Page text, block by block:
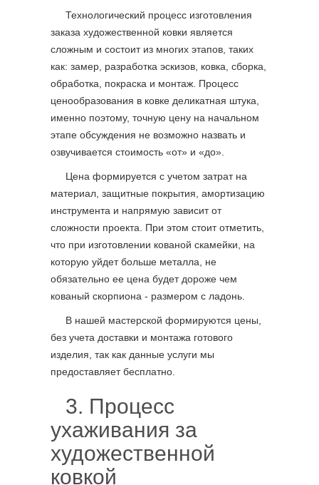
Технологический процесс изготовления
заказа художественной ковки является
сложным и состоит из многих этапов, таких
как: замер, разработка эскизов, ковка, сборка,
обработка, покраска и монтаж. Процесс
ценообразования в ковке деликатная штука,
именно поэтому, точную цену на начальном
этапе обсуждения не возможно назвать и
озвучивается стоимость «от» и «до».
Цена формируется с учетом затрат на
материал, защитные покрытия, амортизацию
инструмента и напрямую зависит от
сложности проекта. При этом стоит отметить,
что при изготовлении кованой скамейки, на
которую уйдет больше металла, не
обязательно ее цена будет дороже чем
кованый скорпиона - размером с ладонь.
В нашей мастерской формируются цены,
без учета доставки и монтажа готового
изделия, так как данные услуги мы
предоставляет бесплатно.
3. Процесс
ухаживания за
художественной
ковкой